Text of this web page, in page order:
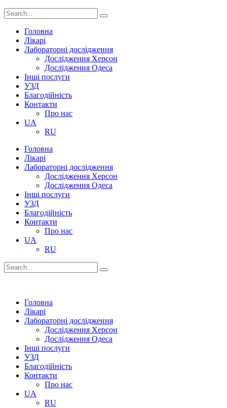
Головна
Лікарі
Лабораторні дослідження
Дослідження Херсон
Дослідження Одеса
Інші послуги
УЗД
Благодійність
Контакти
Про нас
UA
RU
Головна
Лікарі
Лабораторні дослідження
Дослідження Херсон
Дослідження Одеса
Інші послуги
УЗД
Благодійність
Контакти
Про нас
UA
RU
Головна
Лікарі
Лабораторні дослідження
Дослідження Херсон
Дослідження Одеса
Інші послуги
УЗД
Благодійність
Контакти
Про нас
UA
RU